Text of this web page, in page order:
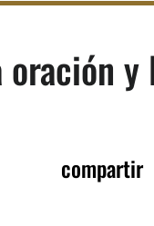
y
compartir